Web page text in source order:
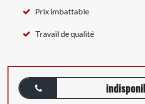
Prix imbattable
Travail de qualité